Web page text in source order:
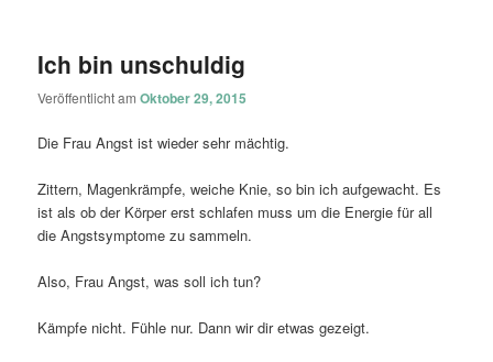
Ich bin unschuldig
Veröffentlicht amOktober 29, 2015
Die Frau Angst ist wieder sehr mächtig.
Zittern, Magenkrämpfe, weiche Knie, so bin ich aufgewacht. Es
ist als ob der Körper erst schlafen muss um die Energie für all
die Angstsymptome zu sammeln.
Also, Frau Angst, was soll ich tun?
Kämpfe nicht. Fühle nur. Dann wir dir etwas gezeigt.